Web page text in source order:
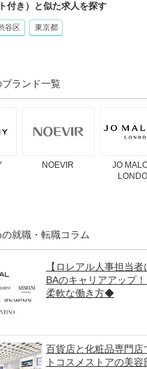
付き）
と似た求人を探す
谷区 東京都
ランド一覧
NOEVIR
JO
就職・転職コラム
【ロレアル人事担当
BAのキャリアアップ
柔軟な働き方◆
百貨店と化粧品専門店
トコスメストアの美